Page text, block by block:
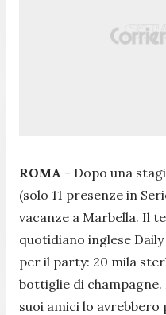
ROMA - Dopo una
(solo 11 presenze in
vacanze a Marbella. Il
quotidiano inglese
per il party: 20 mila
bottiglie di champagne.
suoi amici lo